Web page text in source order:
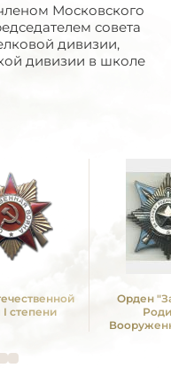
Московского
совета
дивизии,
дивизии в школе
степени
Орден